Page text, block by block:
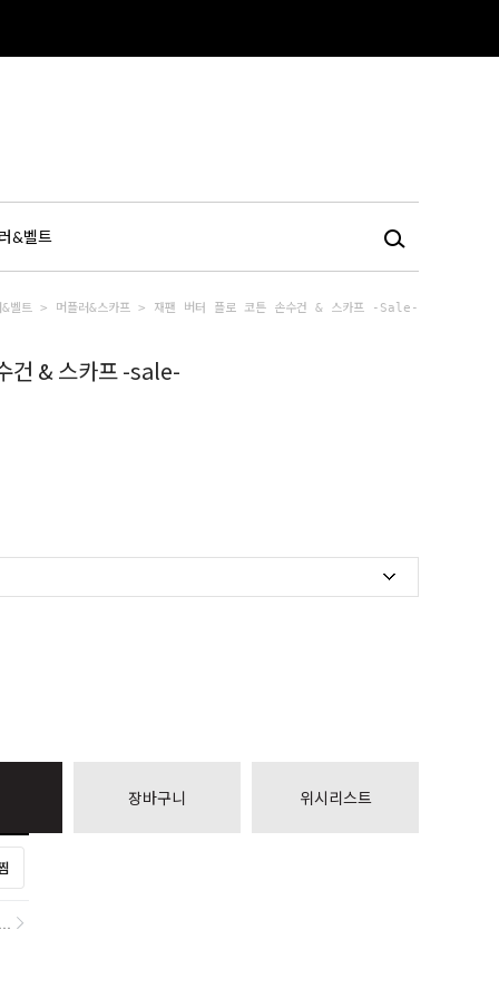
&벨트
&벨트 > 머플러&스카프 > 재팬 버터 플로 코튼 손수건 & 스카프 -sale-
건 & 스카프 -sale-
장바구니 위시리스트